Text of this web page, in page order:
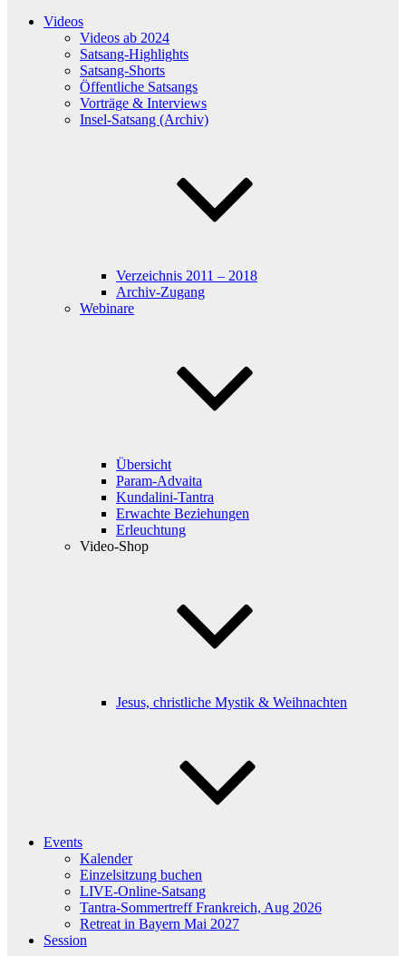
Videos
Videos ab 2024
Satsang-Highlights
Satsang-Shorts
Öffentliche Satsangs
Vorträge & Interviews
Insel-Satsang (Archiv)
Verzeichnis 2011 – 2018
Archiv-Zugang
Webinare
Übersicht
Param-Advaita
Kundalini-Tantra
Erwachte Beziehungen
Erleuchtung
Video-Shop
Jesus, christliche Mystik & Weihnachten
Events
Kalender
Einzelsitzung buchen
LIVE-Online-Satsang
Tantra-Sommertreff Frankreich, Aug 2026
Retreat in Bayern Mai 2027
Session